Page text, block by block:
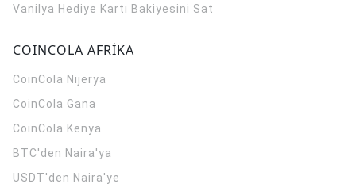
Vanilya Hediye Kartı Bakiyesini Sat
COINCOLA AFRİKA
CoinCola Nijerya
CoinCola Gana
CoinCola Kenya
BTC'den Naira'ya
USDT'den Naira'ye